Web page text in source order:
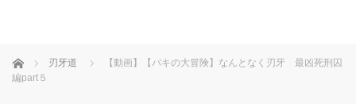
ホーム 刃牙道
【動画】【バキの大冒険】なんとなく刃牙 最凶死刑囚
編part５